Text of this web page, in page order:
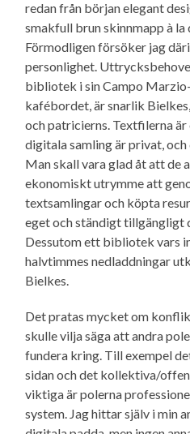
redan från början elegant
smakfull brun skinnmapp à
Förmodligen försöker jag
personlighet.
bibliotek i sin Campo
kafébordet, är snarlik
och patricierns. Textfilerna
digitala samling är privat,
Man skall vara glad åt att de
ekonomiskt utrymme att
textsamlingar och köpta
eget och ständigt
Dessutom ett bibliotek vars
halvtimmes nedladdningar
Bielkes.
Det pratas mycket om
skulle vilja säga att andra
fundera kring. Till exempel
sidan och det kollektiva/
viktiga är polerna
system. Jag hittar själv i min